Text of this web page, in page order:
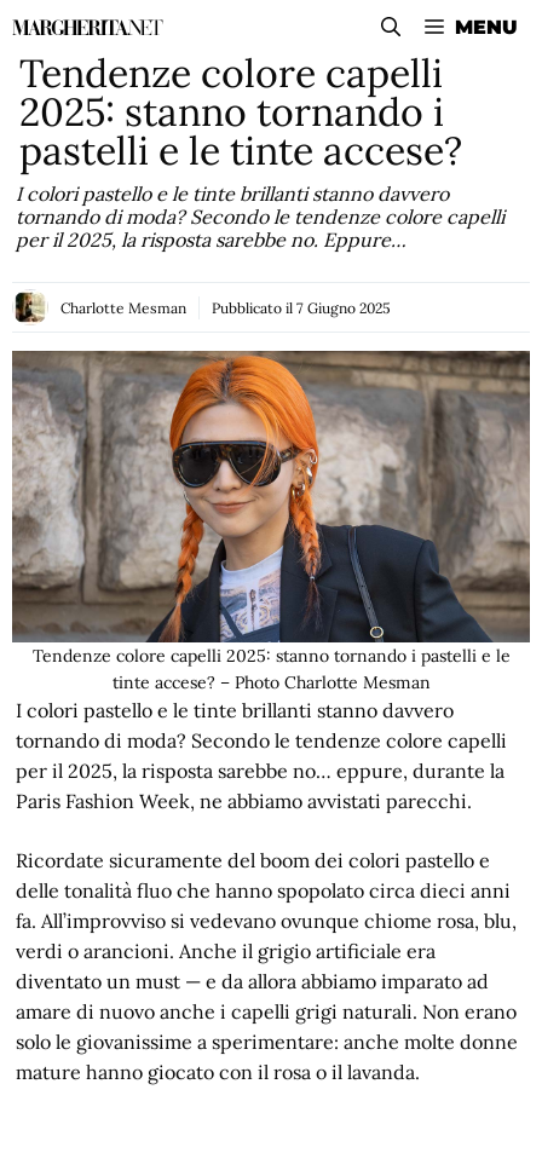
Vai
contenuto
MENU
Tendenze colore capelli
2025: stanno tornando i
pastelli e le tinte accese?
I colori pastello e le tinte brillanti stanno davvero
tornando di moda? Secondo le tendenze colore capelli
per il 2025, la risposta sarebbe no. Eppure…
Charlotte Mesman Pubblicato il 7 Giugno 2025
Tendenze colore capelli 2025: stanno tornando i pastelli e le
tinte accese? – Photo Charlotte Mesman
I colori pastello e le tinte brillanti stanno davvero
tornando di moda? Secondo le tendenze colore capelli
per il 2025, la risposta sarebbe no… eppure, durante la
Paris Fashion Week, ne abbiamo avvistati parecchi.
Ricordate sicuramente del boom dei colori pastello e
delle tonalità fluo che hanno spopolato circa dieci anni
fa. All’improvviso si vedevano ovunque chiome rosa, blu,
verdi o arancioni. Anche il grigio artificiale era
diventato un must — e da allora abbiamo imparato ad
amare di nuovo anche i capelli grigi naturali. Non erano
solo le giovanissime a sperimentare: anche molte donne
mature hanno giocato con il rosa o il lavanda.